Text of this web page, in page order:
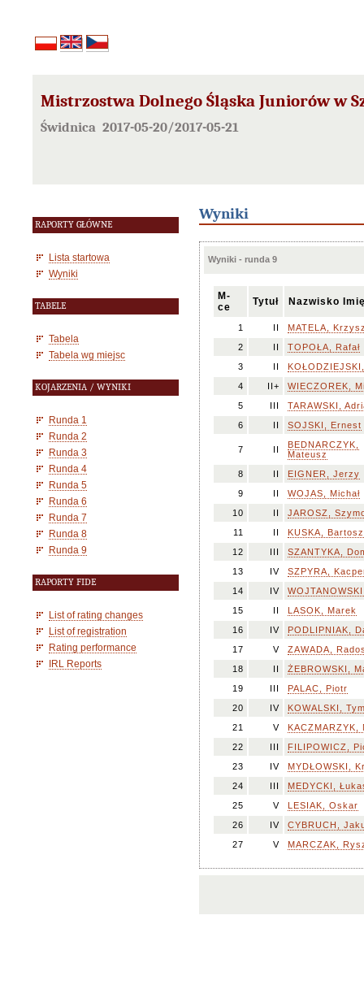
Mistrzostwa Dolnego Śląska Juniorów w
Świdnica 2017-05-20/2017-05-21
RAPORTY GŁÓWNE
Lista startowa
Wyniki
TABELE
Tabela
Tabela wg miejsc
KOJARZENIA / WYNIKI
Runda 1
Runda 2
Runda 3
Runda 4
Runda 5
Runda 6
Runda 7
Runda 8
Runda 9
RAPORTY FIDE
List of rating changes
List of registration
Rating performance
IRL Reports
Wyniki
Wyniki - runda 9
M-
ce
Tytuł Nazwisko
1 II
MATELA,
2
II
TOPOŁA, Rafał
3
II
4
II+
WIECZOREK,
5
III
TARAWSKI,
6
II SOJSKI, Ernest
7 II
BEDNARCZYK,
Mateusz
8
II
EIGNER, Jerzy
9
II
WOJAS, Michał
10
II
JAROSZ,
11
II
KUSKA, Bartosz
12
III
SZANTYKA,
13
IV
SZPYRA,
14
IV
15
II
LASOK, Marek
16
IV
PODLIPNIAK,
17
V
ZAWADA,
18
II
ŻEBROWSKI,
19
III
PALAC, Piotr
20
IV
KOWALSKI,
21
V
KACZMARZYK,
22
III
FILIPOWICZ,
23
IV
MYDŁOWSKI,
24
III
MEDYCKI,
25
V
LESIAK, Oskar
26
IV
CYBRUCH,
27
V MARCZAK,